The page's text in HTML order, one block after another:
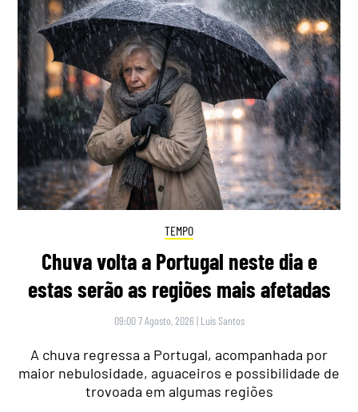
TEMPO
Chuva volta a Portugal neste dia e
estas serão as regiões mais afetadas
09:00 7 Agosto, 2026 | Luís Santos
A chuva regressa a Portugal, acompanhada por
maior nebulosidade, aguaceiros e possibilidade de
trovoada em algumas regiões